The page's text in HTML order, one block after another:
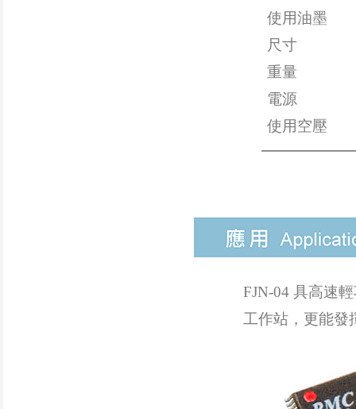
使用油墨
尺寸
重量
電源
使用空壓
FJN-04 具高速
工作站，更能發